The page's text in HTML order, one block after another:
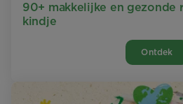
90+ makkelijke en gezonde
kindje
Ontdek